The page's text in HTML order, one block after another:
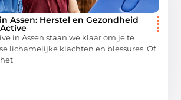
Assen: Herstel en Gezondheid
in Assen staan we klaar om je te
lichamelijke klachten en blessures. Of